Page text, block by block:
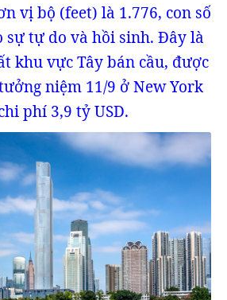
vị bộ (feet) là 1.776, con số
sự tự do và hồi sinh. Đây là
khu vực Tây bán cầu, được
niệm 11/9 ở New York
phí 3,9 tỷ USD.